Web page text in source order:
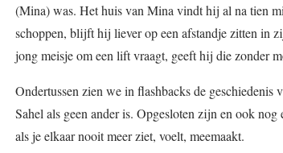
(Mina) was. Het huis van Mina vindt hij al na tien
schoppen, blijft hij liever op een afstandje zitten in
jong meisje om een lift vraagt, geeft hij die zonder
Ondertussen zien we in flashbacks de
Sahel als geen ander is. Opgesloten zijn en ook
als je elkaar nooit meer ziet, voelt, meemaakt.